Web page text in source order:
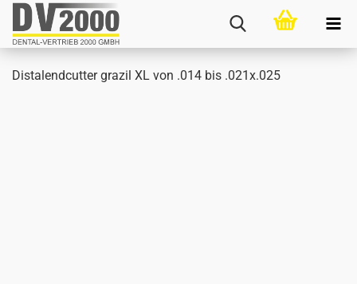
Di­sta­lend­cut­ter gra­zil XL von .014 bis .021x.025